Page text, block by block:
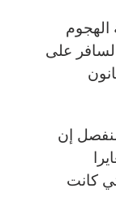
الهجوم
السافر على
إن
كانت